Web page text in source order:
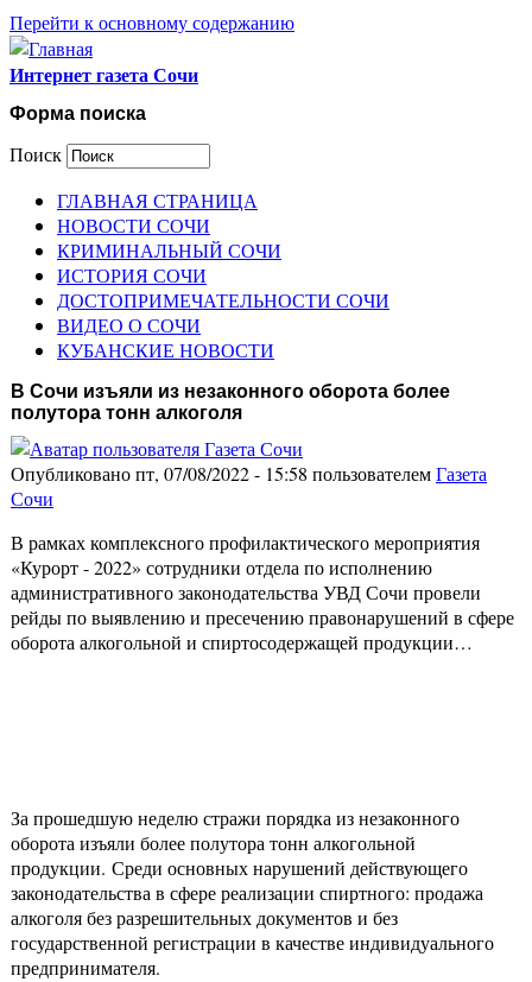
Перейти к основному содержанию
Интернет газета Сочи
Форма поиска
Поиск
ГЛАВНАЯ СТРАНИЦА
НОВОСТИ СОЧИ
КРИМИНАЛЬНЫЙ СОЧИ
ИСТОРИЯ СОЧИ
ДОСТОПРИМЕЧАТЕЛЬНОСТИ СОЧИ
ВИДЕО О СОЧИ
КУБАНСКИЕ НОВОСТИ
В Сочи изъяли из незаконного оборота более
полутора тонн алкоголя
Опубликовано пт, 07/08/2022 - 15:58 пользователемГазета
Сочи
В рамках комплексного профилактического мероприятия
«Курорт - 2022» сотрудники отдела по исполнению
административного законодательства УВД Сочи провели
рейды по выявлению и пресечению правонарушений в сфере
оборота алкогольной и спиртосодержащей продукции…
За прошедшую неделю стражи порядка из незаконного
оборота изъяли более полутора тонн алкогольной
продукции. Среди основных нарушений действующего
законодательства в сфере реализации спиртного: продажа
алкоголя без разрешительных документов и без
государственной регистрации в качестве индивидуального
предпринимателя.